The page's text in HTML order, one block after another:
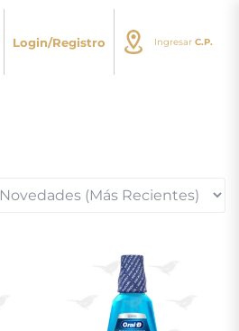
Login/Registro Ingresar C.P.